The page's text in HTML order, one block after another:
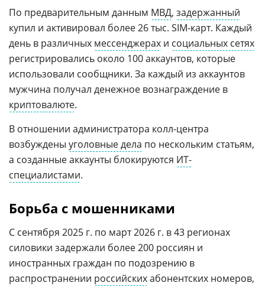
По предварительным данным МВД, задержанный
купил и активировал более 26 тыс. SIM-карт. Каждый
день в различных мессенджерах и социальных сетях
регистрировались около 100 аккаунтов, которые
использовали сообщники. За каждый из аккаунтов
мужчина получал денежное вознаграждение в
криптовалюте.
В отношении администратора колл-центра
возбуждены уголовные дела по нескольким статьям,
а созданные аккаунты блокируются ИТ-
специалистами.
Борьба с мошенниками
С сентября 2025 г. по март 2026 г. в 43 регионах
силовики задержали более 200 россиян и
иностранных граждан по подозрению в
распространении российскихабонентских номеров,